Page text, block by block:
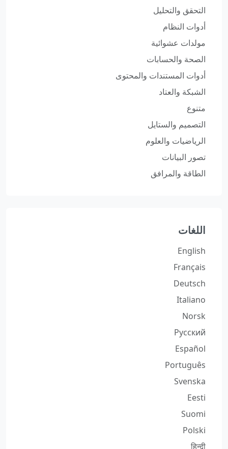
التحقق والتحليل
أدوات النظام
مولدات عشوائية
الصحة والحسابات
أدوات المستندات والمحتوى
الشبكة والعتاد
متنوع
التصميم والستايل
الرياضيات والعلوم
تصور البيانات
الطاقة والمرافق
اللغات
English
Français
Deutsch
Italiano
Norsk
Русский
Español
Português
Svenska
Eesti
Suomi
Polski
हिन्दी